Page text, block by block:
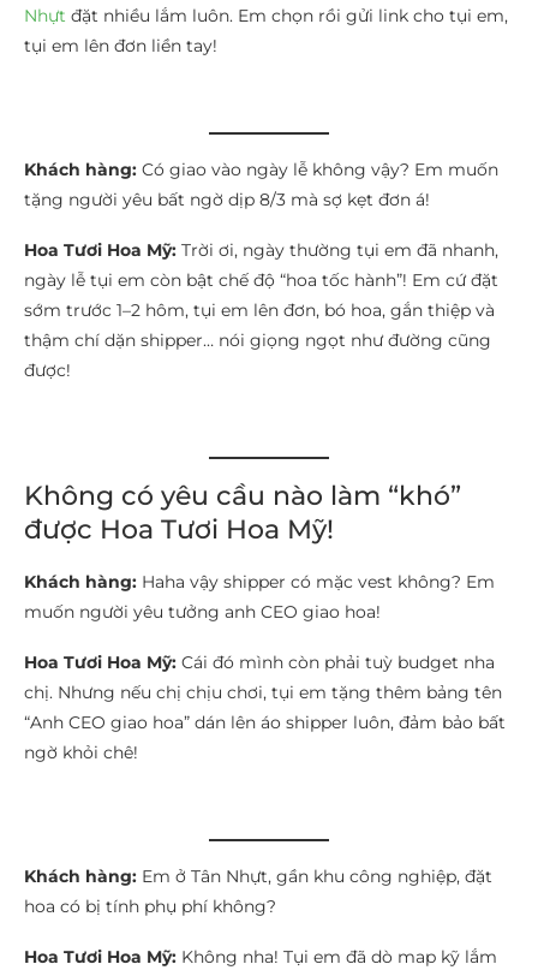
Nhựt đặt nhiều lắm luôn. Em chọn rồi gửi link cho tụi em,
tụi em lên đơn liền tay!
Khách hàng: Có giao vào ngày lễ không vậy? Em muốn
tặng người yêu bất ngờ dịp 8/3 mà sợ kẹt đơn á!
Hoa Tươi Hoa Mỹ: Trời ơi, ngày thường tụi em đã nhanh,
ngày lễ tụi em còn bật chế độ “hoa tốc hành”! Em cứ đặt
sớm trước 1–2 hôm, tụi em lên đơn, bó hoa, gắn thiệp và
thậm chí dặn shipper… nói giọng ngọt như đường cũng
được!
Không có yêu cầu nào làm “khó”
được Hoa Tươi Hoa Mỹ!
Khách hàng: Haha vậy shipper có mặc vest không? Em
muốn người yêu tưởng anh CEO giao hoa!
Hoa Tươi Hoa Mỹ: Cái đó mình còn phải tuỳ budget nha
chị. Nhưng nếu chị chịu chơi, tụi em tặng thêm bảng tên
“Anh CEO giao hoa” dán lên áo shipper luôn, đảm bảo bất
ngờ khỏi chê!
Khách hàng: Em ở Tân Nhựt, gần khu công nghiệp, đặt
hoa có bị tính phụ phí không?
Hoa Tươi Hoa Mỹ: Không nha! Tụi em đã dò map kỹ lắm